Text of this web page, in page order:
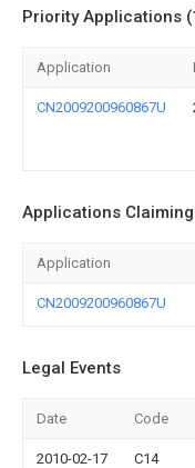
Priority Applications
Application
CN2009200960867U
Applications
Application
CN2009200960867U
Legal Events
Date Code
2010-02-17 C14